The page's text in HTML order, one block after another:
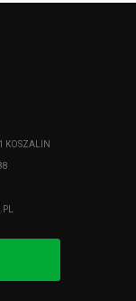
KOSZALIN